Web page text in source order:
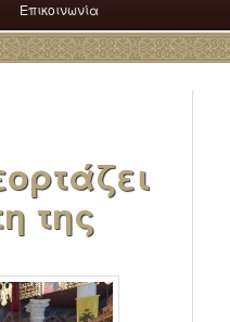
Επικοινωνία
της